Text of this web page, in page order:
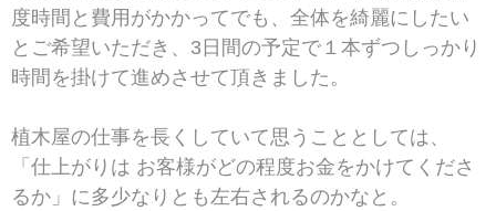
度時間と費用がかかってでも、全体を綺麗にしたい
とご希望いただき、3日間の予定で１本ずつしっかり
時間を掛けて進めさせて頂きました。
植木屋の仕事を長くしていて思うこととしては、
「仕上がりは お客様がどの程度お金をかけてくださ
るか」に多少なりとも左右されるのかなと。